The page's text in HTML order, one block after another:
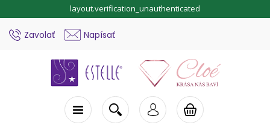
layout.verification_unauthenticated
Zavolať Napísať